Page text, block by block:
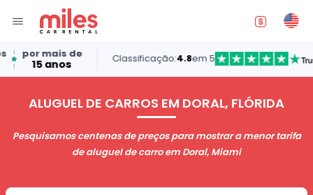
Classificação: 4.8em 5
ALUGUEL DE CARROS EM DORAL, FLÓRIDA
Pesquisamos centenas de preços para mostrar a menor tarifa
de aluguel de carro em Doral, Miami